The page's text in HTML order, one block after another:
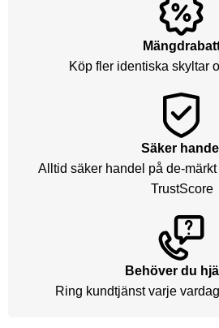
Köp fler identiska skyltar
Säker handel
Alltid säker handel på de-
TrustScore
Behöver du
Ring kundtjänst varje